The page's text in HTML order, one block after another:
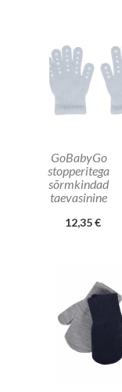
GoBabyGo
stopperitega
sõrmkindad
taevasinine
12,35 €